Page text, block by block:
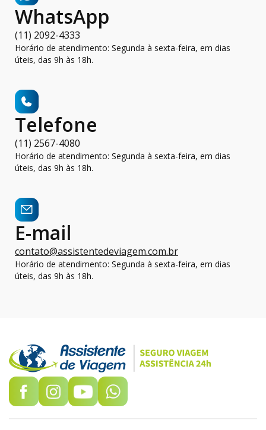
WhatsApp
(11) 2092-4333
Horário de atendimento: Segunda à sexta-feira, em dias
úteis, das 9h às 18h.
Telefone
(11) 2567-4080
Horário de atendimento: Segunda à sexta-feira, em dias
úteis, das 9h às 18h.
E-mail
contato@assistentedeviagem.com.br
Horário de atendimento: Segunda à sexta-feira, em dias
úteis, das 9h às 18h.